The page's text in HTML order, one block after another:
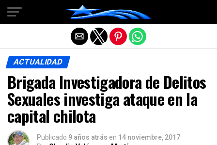
ACTUALIDAD
Brigada Investigadora de Delitos
Sexuales investiga ataque en la
capital chilota
Publicado 9 años atrás en 14 noviembre, 2017
Salir de la versión móvil